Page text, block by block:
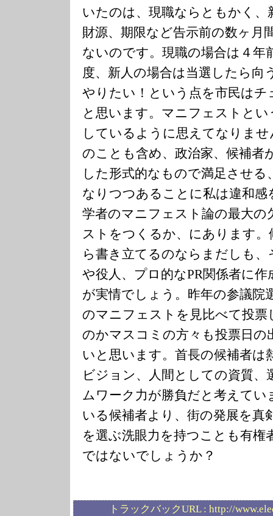
いたのは、現職ならともかく、
財源、期限など告示前の数ヶ月
ないのです。現職の場合は４年
度、新人の場合は当選したら向
やりたい！という点を市民は
と思います。マニフェストと
しているように思えてなりま
のことも含め、政治家、候補者
した形式的なもので満足させ
なりつつあることに私は違和感
学者のマニフェスト論の最大の
ストをつくるか、にあります
ら書き立てるのならまだしも
や役人、プロ的なPR関係者に
が実情でしょう。昨年の参議院
のマニフェストを見比べて投票
のかマスコミの方々も投票日の
いと思います。首長の候補者は
ビジョン、人間としての資質、
ムワーク力が勝負だと考えてい
いる候補者より、街の発展を真
を選ぶ洗眼力を持つことも有権
ではないでしょうか？
トラックバックURL : http://